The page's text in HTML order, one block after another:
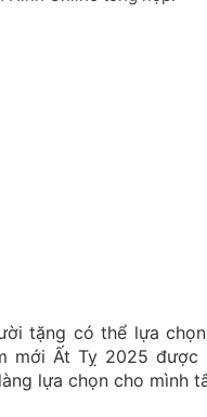
tặng có thể lựa
mới Ất Tỵ 2025 được
lựa chọn cho mình